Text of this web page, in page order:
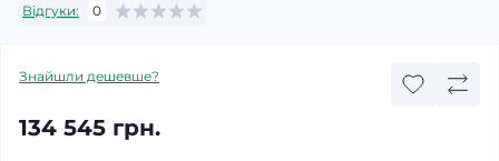
Відгуки: 0
Знайшли дешевше?
134 545 грн.